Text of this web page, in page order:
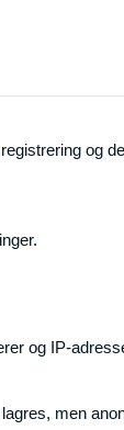
og
og IP-
men